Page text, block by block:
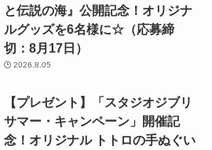
と伝説の海』公開記念！オリジナ
ルグッズを6名様に☆（応募締
切：8月17日）
2026.8.05
【プレゼント】「スタジオジブリ
サマー・キャンペーン」開催記
念！オリジナル トトロの手ぬぐい